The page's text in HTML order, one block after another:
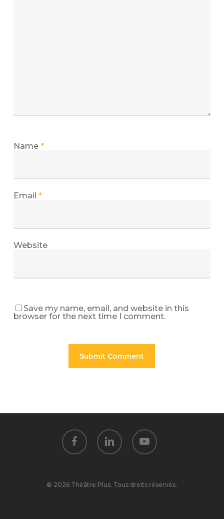
Name *
Email *
Website
Save my name, email, and website in this
browser for the next time I comment.
facebook linkedin youtube
© 2026 Théâtre Plus. Tous droits réservés.